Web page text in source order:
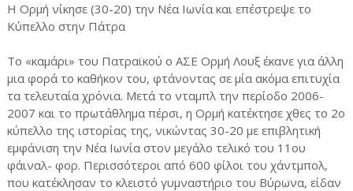
Η Ορμή νίκησε (30-20) την Νέα Ιωνία και επέστρεψε το
Κύπελλο στην Πάτρα
Το «καμάρι» του Πατραϊκού ο ΑΣΕ Ορμή Λουξ έκανε για άλλη
μια φορά το καθήκον του, φτάνοντας σε μία ακόμα επιτυχία
τα τελευταία χρόνια. Μετά το νταμπλ την περίοδο 2006-
2007 και το πρωτάθλημα πέρσι, η Ορμή κατέκτησε χθες το 2ο
κύπελλο της ιστορίας της, νικώντας 30-20 με επιβλητική
εμφάνιση την Νέα Ιωνία στον μεγάλο τελικό του 11ου
φάιναλ- φορ. Περισσότεροι από 600 φίλοι του χάντμπολ,
που κατέκλησαν το κλειστό γυμναστήριο του Βύρωνα, είδαν